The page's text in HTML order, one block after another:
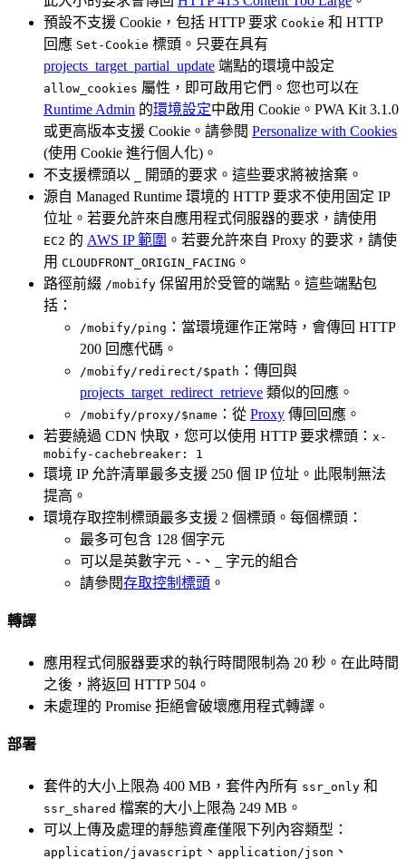
預設不支援 Cookie，包括 HTTP 要求 Cookie 和 HTTP
回應 Set-Cookie 標頭。只要在具有
projects_target_partial_update 端點的環境中設定
allow_cookies 屬性，即可啟用它們。您也可以在
Runtime Admin 的環境設定中啟用 Cookie。PWA Kit 3.1.0
或更高版本支援 Cookie。請參閱 Personalize with Cookies
(使用 Cookie 進行個人化)。
不支援標頭以
開頭的要求。這些要求將被捨棄。
源自 Managed Runtime 環境的 HTTP 要求不使用固定 IP
位址。若要允許來自應用程式伺服器的要求，請使用
EC2 的 AWS IP 範圍 。若要允許來自 Proxy 的要求，請使
用 CLOUDFRONT_ORIGIN_FACING 。
路徑前綴 /mobify 保留用於受管的端點。這些端點包
括：
/mobify/ping ：當環境運作正常時，會傳回 HTTP
200 回應代碼。
/mobify/redirect/$path ：傳回與
projects_target_redirect_retrieve 類似的回應。
/mobify/proxy/$name ：從 Proxy 傳回回應。
若要繞過 CDN 快取，您可以使用 HTTP 要求標頭： x-
mobify-cachebreaker: 1
環境 IP 允許清單最多支援 250 個 IP 位址。此限制無法
提高。
環境存取控制標頭最多支援 2 個標頭。每個標頭：
最多可包含 128 個字元
可以是英數字元、-、_ 字元的組合
請參閱存取控制標頭 。
轉譯
應用程式伺服器要求的執行時間限制為 20 秒。在此時間
之後，將返回 HTTP 504。
未處理的 Promise 拒絕會破壞應用程式轉譯。
部署
套件的大小上限為 400 MB，套件內所有 ssr_only 和
ssr_shared 檔案的大小上限為 249 MB。
可以上傳及處理的靜態資產僅限下列內容類型：
application/javascript 、 application/json 、